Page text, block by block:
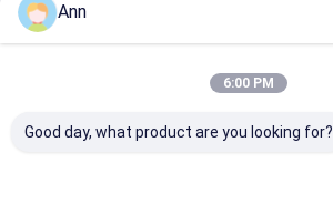
Ann
6:00 PM
Good day, what product are you looking for?